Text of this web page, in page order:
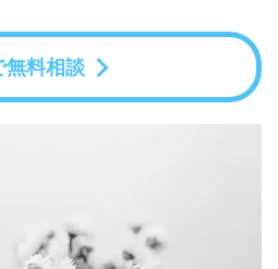
無料相談